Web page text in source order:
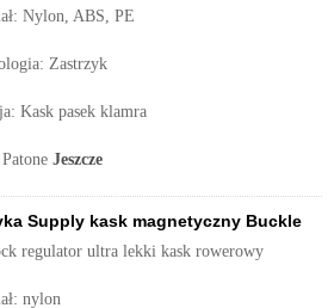
Nylon, ABS, PE
Zastrzyk
Kask pasek klamra
Jeszcze
Supply kask magnetyczny Buckle
regulator ultra lekki kask rowerowy
nylon